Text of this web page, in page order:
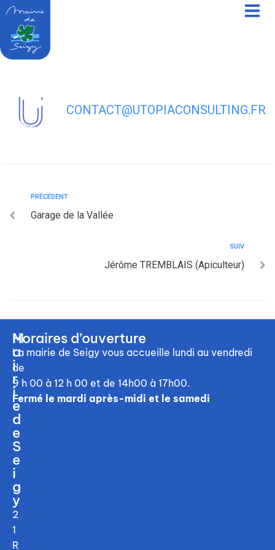
principal
Philippe MAZIOU (entreprise de
couverture)
CONTACT@UTOPIACONSULTING.FR
PRÉCÉDENT
Garage de la Vallée
SUIV
Jérôme TREMBLAIS (Apiculteur)
M
a
i
r
i
e
d
e
S
e
i
g
y
2
1
R
Horaires d’ouverture
La mairie de Seigy vous accueille lundi au vendredi
de
9 h 00 à 12 h 00 et de 14h00 à 17h00.
Fermé le mardi après-midi et le samedi